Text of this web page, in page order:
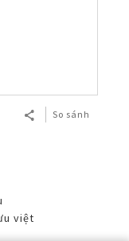
So sánh
việt